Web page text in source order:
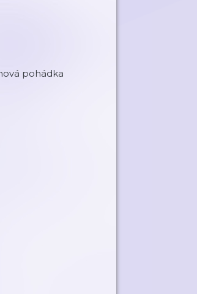
pohádka